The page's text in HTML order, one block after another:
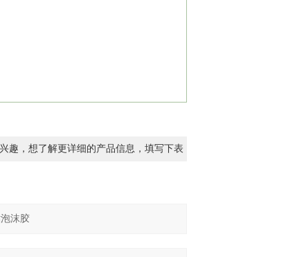
趣，想了解更详细的产品信息，填写下表